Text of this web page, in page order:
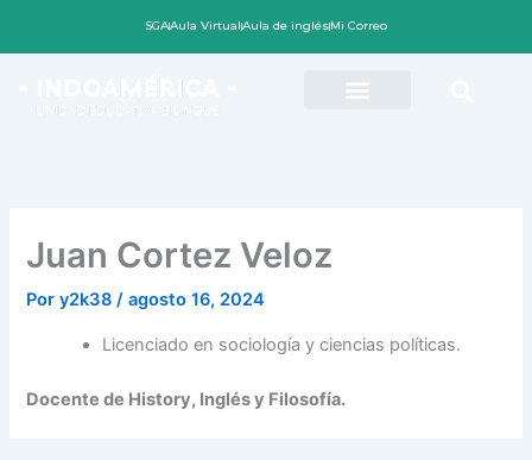
SGAAula VirtualAula de inglésMi Correo
Juan Cortez Veloz
Pory2k38/agosto 16, 2024
Licenciado en sociología y ciencias políticas.
Docente de History, Inglés y Filosofía.